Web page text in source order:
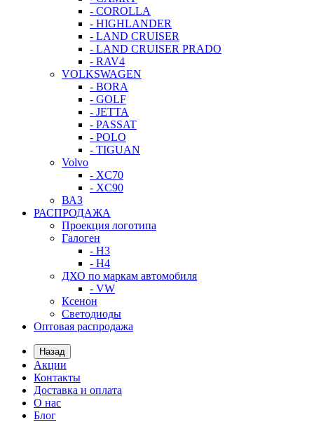
- COROLLA
- HIGHLANDER
- LAND CRUISER
- LAND CRUISER PRADO
- RAV4
VOLKSWAGEN
- BORA
- GOLF
- JETTA
- PASSAT
- POLO
- TIGUAN
Volvo
- XC70
- XC90
ВАЗ
РАСПРОДАЖА
Проекция логотипа
Галоген
- H3
- H4
ДХО по маркам автомобиля
- VW
Ксенон
Светодиоды
Оптовая распродажа
Назад
Акции
Контакты
Доставка и оплата
О нас
Блог